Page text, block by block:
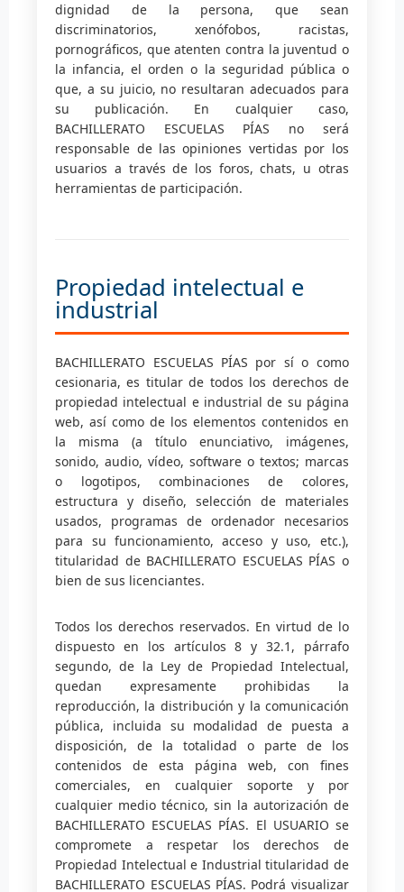
dignidad de la persona, que sean
discriminatorios, xenófobos, racistas,
pornográficos, que atenten contra la juventud o
la infancia, el orden o la seguridad pública o
que, a su juicio, no resultaran adecuados para
su publicación. En cualquier caso,
BACHILLERATO ESCUELAS PÍAS no será
responsable de las opiniones vertidas por los
usuarios a través de los foros, chats, u otras
herramientas de participación.
Propiedad intelectual e
industrial
BACHILLERATO ESCUELAS PÍAS por sí o como
cesionaria, es titular de todos los derechos de
propiedad intelectual e industrial de su página
web, así como de los elementos contenidos en
la misma (a título enunciativo, imágenes,
sonido, audio, vídeo, software o textos; marcas
o logotipos, combinaciones de colores,
estructura y diseño, selección de materiales
usados, programas de ordenador necesarios
para su funcionamiento, acceso y uso, etc.),
titularidad de BACHILLERATO ESCUELAS PÍAS o
bien de sus licenciantes.
Todos los derechos reservados. En virtud de lo
dispuesto en los artículos 8 y 32.1, párrafo
segundo, de la Ley de Propiedad Intelectual,
quedan expresamente prohibidas la
reproducción, la distribución y la comunicación
pública, incluida su modalidad de puesta a
disposición, de la totalidad o parte de los
contenidos de esta página web, con fines
comerciales, en cualquier soporte y por
cualquier medio técnico, sin la autorización de
BACHILLERATO ESCUELAS PÍAS. El USUARIO se
compromete a respetar los derechos de
Propiedad Intelectual e Industrial titularidad de
BACHILLERATO ESCUELAS PÍAS. Podrá visualizar